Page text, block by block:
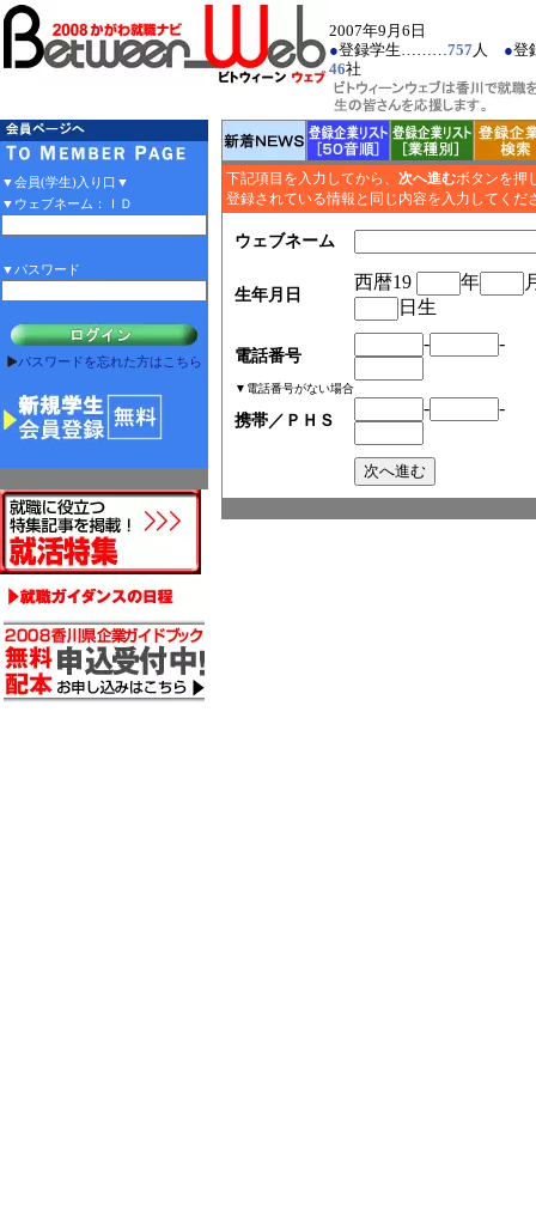
2007年9月6日
●登録学生………757人 ●登
46社
▼会員(学生)入り口▼
▼ウェブネーム：ＩＤ
▼パスワード
パスワードを忘れた方はこちら
下記項目を入力してから、 次へ進むボタンを押
登録されている情報と同じ内容を入力してくだ
ウェブネーム
生年月日
西暦19 年
日生
電話番号
- -
▼電話番号がない場合
携帯／ＰＨＳ
- -